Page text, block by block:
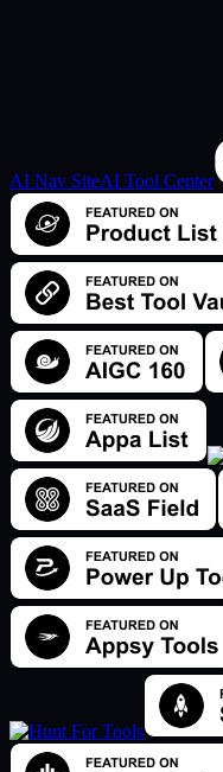
AI Nav SiteAI Tool Center